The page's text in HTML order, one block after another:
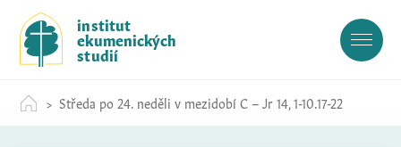
c
institut
ekumenických
studií
Středa po 24. neděli v mezidobí C – Jr 14, 1-10.17-22